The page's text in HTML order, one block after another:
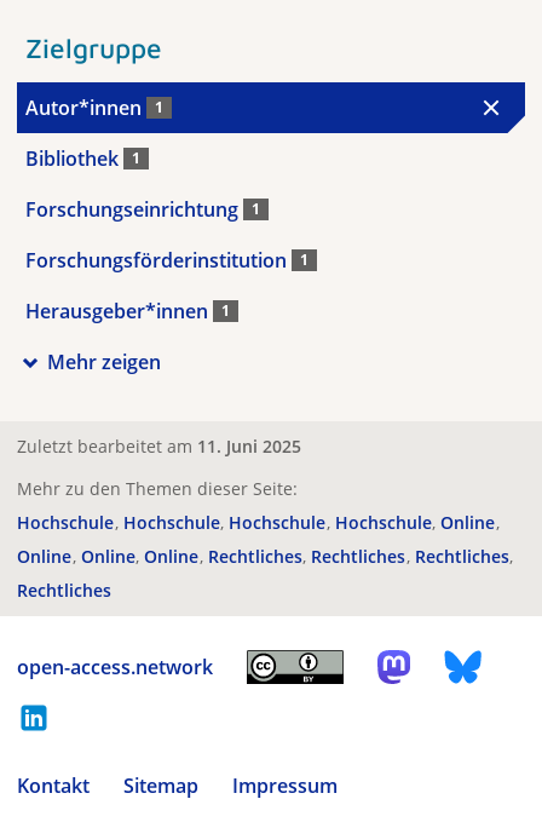
Zielgruppe
Autor*innen 1
Bibliothek 1
Forschungseinrichtung 1
Forschungsförderinstitution 1
Herausgeber*innen 1
Mehr zeigen
Zuletzt bearbeitet am 11. Juni 2025
Mehr zu den Themen dieser Seite:
Hochschule Hochschule Hochschule Hochschule Online
Online Online Online Rechtliches Rechtliches Rechtliches
Rechtliches
open-access.network
Kontakt Sitemap
Impressum